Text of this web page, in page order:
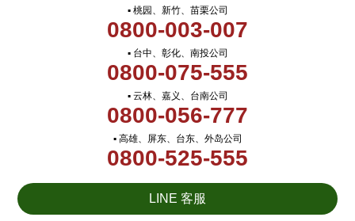
▪ 桃园、新竹、苗栗公司
0800-003-007
▪ 台中、彰化、南投公司
0800-075-555
▪ 云林、嘉义、台南公司
0800-056-777
▪ 高雄、屏东、台东、外岛公司
0800-525-555
LINE 客服